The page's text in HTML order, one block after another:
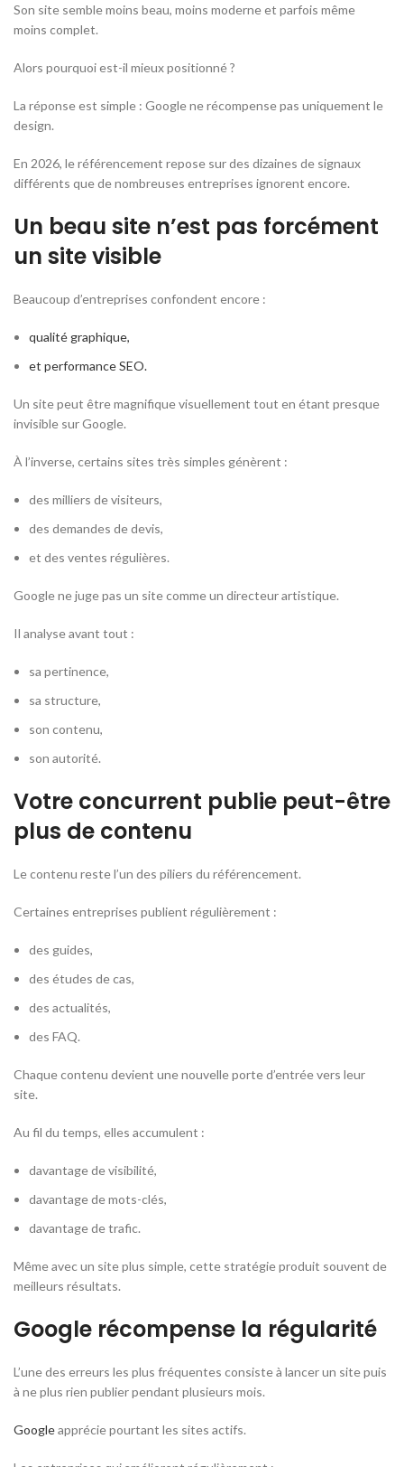
Son site semble moins beau, moins moderne et parfois même
moins complet.
Alors pourquoi est-il mieux positionné ?
La réponse est simple : Google ne récompense pas uniquement le
design.
En 2026, le référencement repose sur des dizaines de signaux
différents que de nombreuses entreprises ignorent encore.
Un beau site n’est pas forcément
un site visible
Beaucoup d’entreprises confondent encore :
qualité graphique,
et performance SEO.
Un site peut être magnifique visuellement tout en étant presque
invisible sur Google.
À l’inverse, certains sites très simples génèrent :
des milliers de visiteurs,
des demandes de devis,
et des ventes régulières.
Google ne juge pas un site comme un directeur artistique.
Il analyse avant tout :
sa pertinence,
sa structure,
son contenu,
son autorité.
Votre concurrent publie peut-être
plus de contenu
Le contenu reste l’un des piliers du référencement.
Certaines entreprises publient régulièrement :
des guides,
des études de cas,
des actualités,
des FAQ.
Chaque contenu devient une nouvelle porte d’entrée vers leur
site.
Au fil du temps, elles accumulent :
davantage de visibilité,
davantage de mots-clés,
davantage de trafic.
Même avec un site plus simple, cette stratégie produit souvent de
meilleurs résultats.
Google récompense la régularité
L’une des erreurs les plus fréquentes consiste à lancer un site puis
à ne plus rien publier pendant plusieurs mois.
Googleapprécie pourtant les sites actifs.